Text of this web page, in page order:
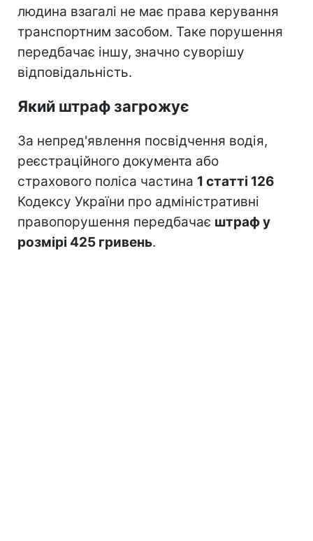
людина взагалі не має права керування
транспортним засобом. Таке порушення
передбачає іншу, значно суворішу
відповідальність.
Який штраф загрожує
За непред'явлення посвідчення водія,
реєстраційного документа або
страхового поліса частина 1 статті 126
Кодексу України про адміністративні
правопорушення передбачає штраф у
розмірі 425 гривень.